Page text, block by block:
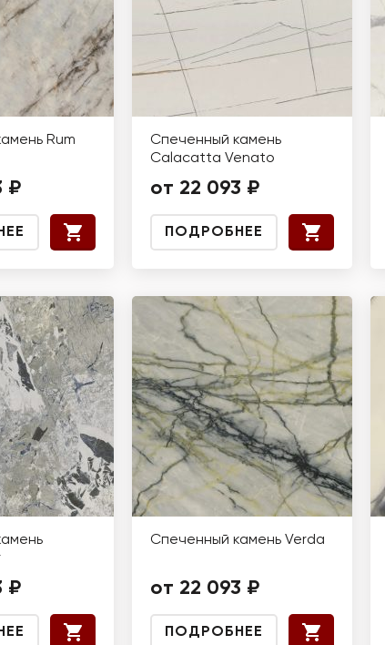
Rum
₽
Спеченный камень
Calacatta Venato
от 22 093 ₽
ПОДРОБНЕЕ
₽
Спеченный камень Verda
от 22 093 ₽
ПОДРОБНЕЕ